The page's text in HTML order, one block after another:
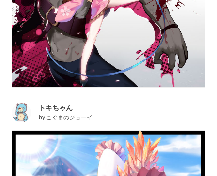
トキちゃん
by こぐまのジョーイ